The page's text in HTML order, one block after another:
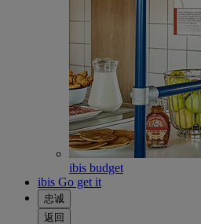
ibis budget
ibis Go get it
忠诚
返回